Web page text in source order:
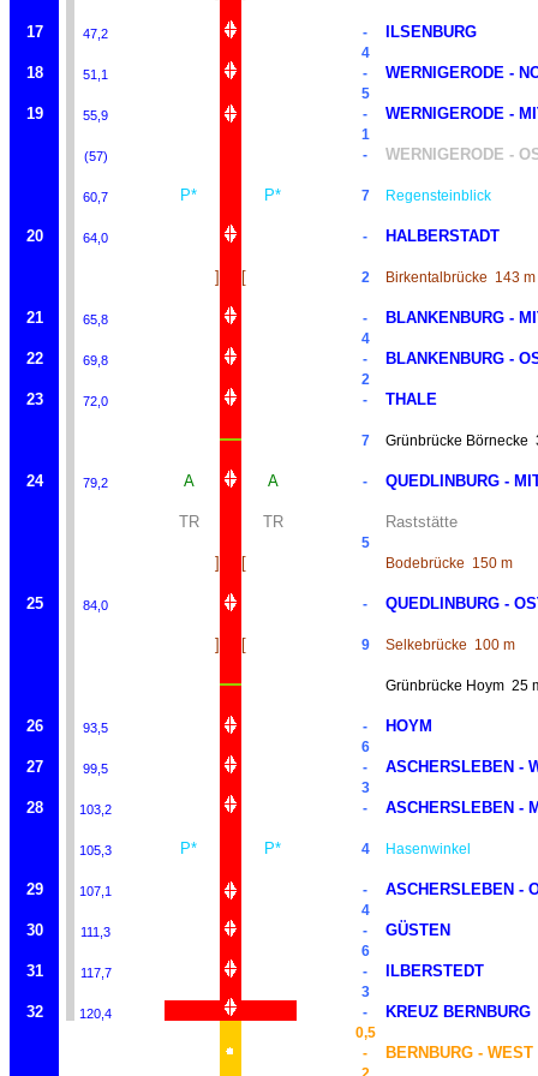
17 47,2 - ILSENBURG
4
18 51,1 - WERNIGERODE -
5
19 55,9 - WERNIGERODE -
1
(57) - WERNIGERODE -
60,7 P* P* 7 Regensteinblick
20 64,0 - HALBERSTADT
] [ 2 Birkentalbrücke 143 m
21 65,8 - BLANKENBURG -
4
22 69,8 - BLANKENBURG -
2
23 72,0 - THALE
7 Grünbrücke Börnecke
24 79,2 A A - QUEDLINBURG -
TR TR Raststätte
5
] [ Bodebrücke 150 m
25 84,0 - QUEDLINBURG -
] [ 9 Selkebrücke 100 m
Grünbrücke Hoym 25
26 93,5 - HOYM
6
27 99,5 - ASCHERSLEBEN -
3
28 103,2 - ASCHERSLEBEN -
105,3 P* P* 4 Hasenwinkel
29 107,1 - ASCHERSLEBEN -
4
30 111,3 - GÜSTEN
6
31 117,7 - ILBERSTEDT
3
32 120,4 - KREUZ BERNBURG
0,5
-
BERNBURG - WEST